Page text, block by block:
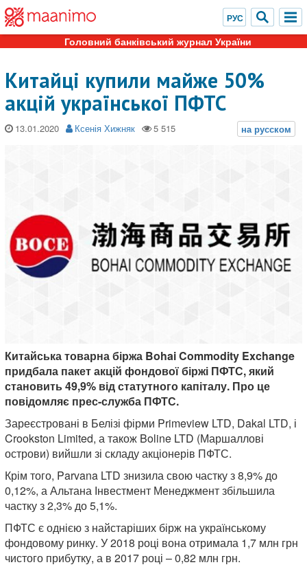
Головний банківський журнал України
Китайці купили майже 50%
акцій української ПФТС
13.01.2020 Ксенія Хижняк
Китайська товарна біржа Bohai Commodity Exchange
придбала пакет акцій фондової біржі ПФТС, який
становить 49,9% від статутного капіталу. Про це
повідомляє прес-служба ПФТС.
Зареєстровані в Белізі фірми Primeview LTD, Dakal LTD, і
Crookston Limited, а також Boline LTD (Маршаллові
острови) вийшли зі складу акціонерів ПФТС.
Крім того, Parvana LTD знизила свою частку з 8,9% до
0,12%, а Альтана Інвестмент Менеджмент збільшила
частку з 2,3% до 5,1%.
ПФТС є однією з найстаріших бірж на українському
фондовому ринку. У 2018 році вона отримала 1,7 млн ​​грн
чистого прибутку, а в 2017 році – 0,82 млн грн.